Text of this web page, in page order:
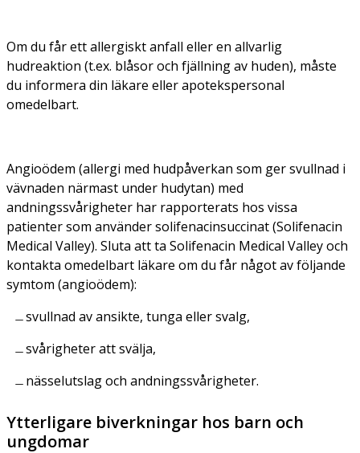
Om du får ett allergiskt anfall eller en allvarlig
hudreaktion (t.ex. blåsor och fjällning av huden), måste
du informera din läkare eller apotekspersonal
omedelbart.
Angioödem (allergi med hudpåverkan som ger svullnad i
vävnaden närmast under hudytan) med
andningssvårigheter har rapporterats hos vissa
patienter som använder solifenacinsuccinat (Solifenacin
Medical Valley). Sluta att ta Solifenacin Medical Valley och
kontakta omedelbart läkare om du får något av följande
symtom (angioödem):
svullnad av ansikte, tunga eller svalg,
svårigheter att svälja,
nässelutslag och andningssvårigheter.
Ytterligare biverkningar hos barn och
ungdomar